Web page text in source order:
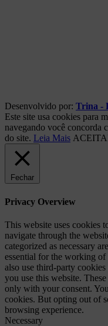
Desenvolvido por: Trina -
Este site usa cookies para
navegando você concorda
do site. Leia Mais
Fechar
Privacy Overview
This website uses cookies
navigate through the
categorized as necessary
essential for the working
also use third-party
you use this website.
only with your consent.
cookies. But opting out of
browsing experience.
Necessary